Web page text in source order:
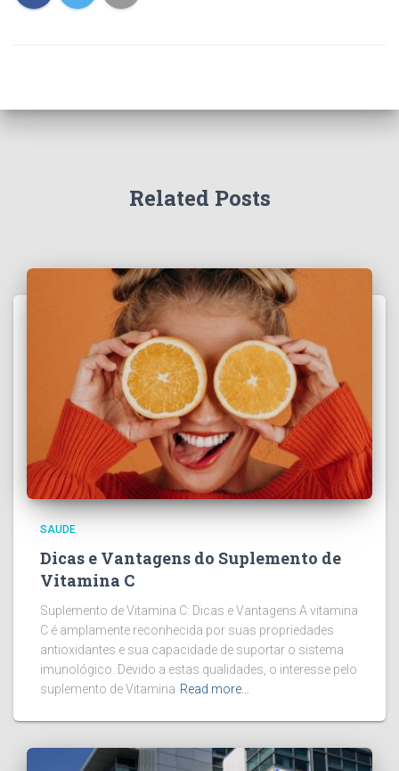
Related Posts
SAUDE
Dicas e Vantagens do Suplemento de
Vitamina C
Suplemento de Vitamina C: Dicas e Vantagens A vitamina
C é amplamente reconhecida por suas propriedades
antioxidantes e sua capacidade de suportar o sistema
imunológico. Devido a estas qualidades, o interesse pelo
suplemento de Vitamina Read more…